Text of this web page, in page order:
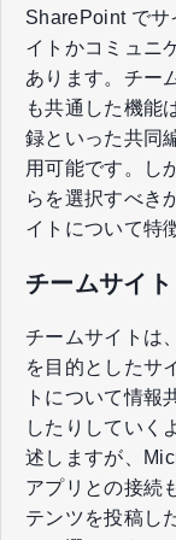
SharePoint でサ
イトかコミュニ
あります。チー
も共通した機能
録といった共同
用可能です。し
らを選択すべき
イトについて特
チームサイト
チームサイトは
を目的としたサ
トについて情報
したりしていく
述しますが、
アプリとの接続
テンツを投稿し